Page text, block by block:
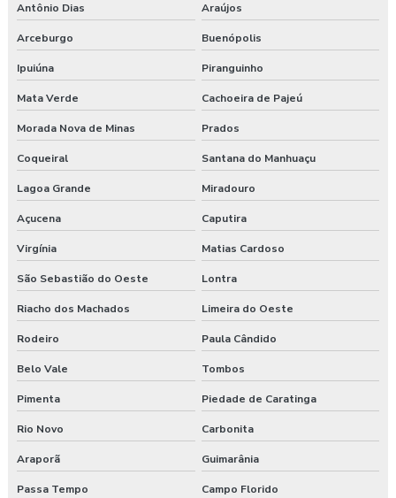
Antônio Dias Araújos
Arceburgo Buenópolis
Ipuiúna Piranguinho
Mata Verde Cachoeira de Pajeú
Morada Nova de Minas Prados
Coqueiral Santana do Manhuaçu
Lagoa Grande Miradouro
Açucena Caputira
Virgínia Matias Cardoso
São Sebastião do Oeste Lontra
Riacho dos Machados Limeira do Oeste
Rodeiro Paula Cândido
Belo Vale Tombos
Pimenta Piedade de Caratinga
Rio Novo Carbonita
Araporã Guimarânia
Passa Tempo Campo Florido